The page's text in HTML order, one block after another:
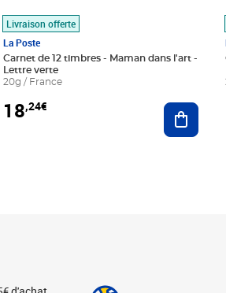
au panier
Livraison offerte
La Poste
Carnet de 12 timbres - Maman dans l'art -
Lettre verte
20g / France
18,24€ Ajouter